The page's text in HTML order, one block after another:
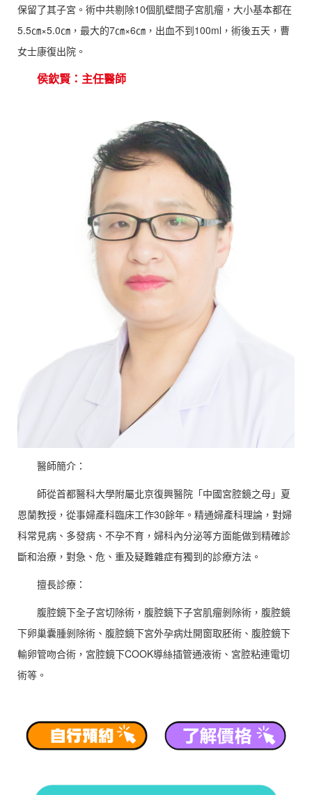
保留了其子宮。術中共剔除10個肌壁間子宮肌瘤，大小基本都在
5.5㎝×5.0㎝，最大的7㎝×6㎝，出血不到100ml，術後五天，曹
女士康復出院。
侯欽賢：主任醫師
醫師簡介：
師從首都醫科大學附屬北京復興醫院「中國宮腔鏡之母」夏
恩蘭教授，從事婦產科臨床工作30餘年。精通婦產科理論，對婦
科常見病、多發病、不孕不育，婦科內分泌等方面能做到精確診
斷和治療，對急、危、重及疑難雜症有獨到的診療方法。
擅長診療：
腹腔鏡下全子宮切除術，腹腔鏡下子宮肌瘤剝除術，腹腔鏡
下卵巢囊腫剝除術、腹腔鏡下宮外孕病灶開窗取胚術、腹腔鏡下
輸卵管吻合術，宮腔鏡下COOK導絲插管通液術、宮腔粘連電切
術等。